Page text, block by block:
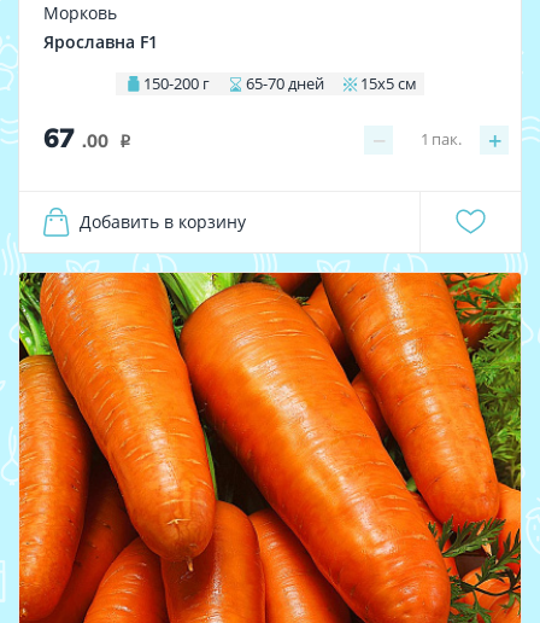
Морковь
Ярославна F1
150-200 г 65-70 дней 15х5 см
67 .00 i − +
1 пак.
Добавить в корзину